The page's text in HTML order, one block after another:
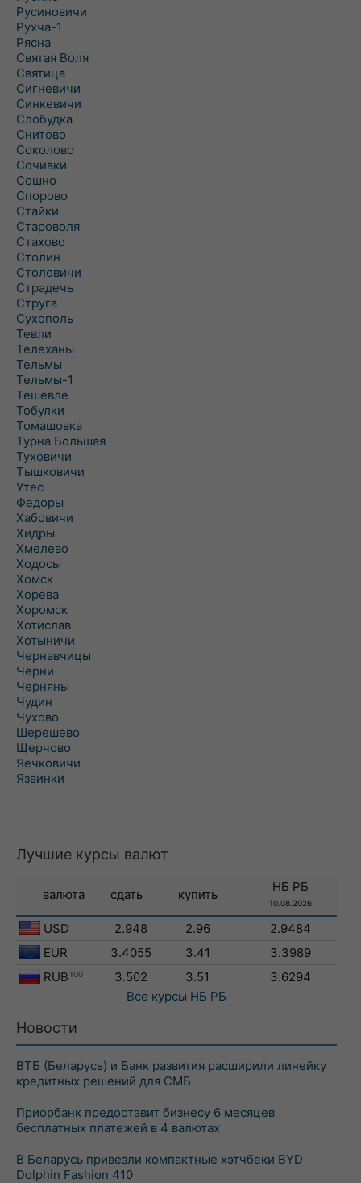
Русиновичи
Рухча-1
Рясна
Святая Воля
Святица
Сигневичи
Синкевичи
Слобудка
Снитово
Соколово
Сочивки
Сошно
Спорово
Стайки
Староволя
Стахово
Столин
Столовичи
Страдечь
Струга
Сухополь
Тевли
Телеханы
Тельмы
Тельмы-1
Тешевле
Тобулки
Томашовка
Турна Большая
Туховичи
Тышковичи
Утес
Федоры
Хабовичи
Хидры
Хмелево
Ходосы
Хомск
Хорева
Хоромск
Хотислав
Хотыничи
Чернавчицы
Черни
Черняны
Чудин
Чухово
Шерешево
Щерчово
Яечковичи
Язвинки
Лучшие курсы валют
валюта сдать купить
НБ РБ
10.08.2026
USD 2.948 2.96
2.9484
EUR
3.4055 3.41
3.3989
RUB 100 3.502 3.51
3.6294
Все курсы НБ РБ
Новости
ВТБ (Беларусь) и Банк развития расширили линейку
кредитных решений для СМБ
Приорбанк предоставит бизнесу 6 месяцев
бесплатных платежей в 4 валютах
В Беларусь привезли компактные хэтчбеки BYD
Dolphin Fashion 410